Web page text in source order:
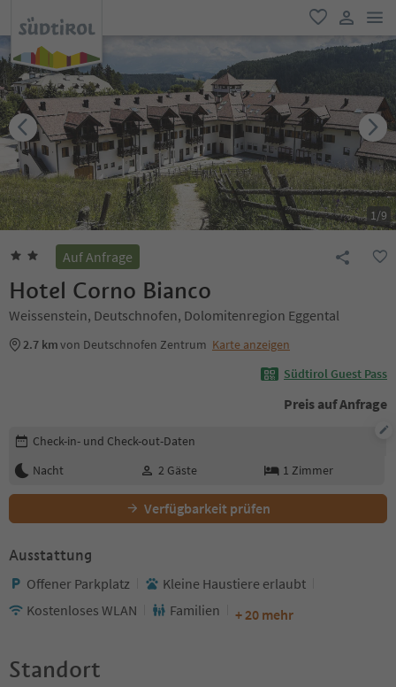
favorit
user link
1/9
Auf Anfrage
Hotel Corno Bianco
Weissenstein, Deutschnofen, Dolomitenregion Eggental
2.7 kmvon Deutschnofen Zentrum Karte anzeigen
Südtirol Guest Pass
Preis auf Anfrage
Buchungsdetails bearbeiten
Check-in- und Check-out-Daten
Nacht
2 Gäste 1 Zimmer
Verfügbarkeit prüfen
Ausstattung
Offener Parkplatz
Kleine Haustiere erlaubt
Kostenloses WLAN
Familien + 20 mehr
Standort